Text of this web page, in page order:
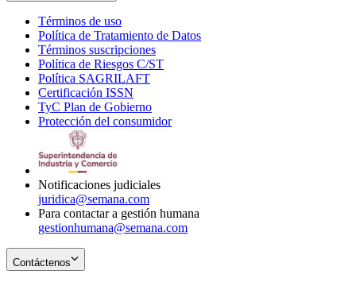
Términos de uso
in
new
window
Política de Tratamiento de Datos
Términos suscripciones
in
Política de Riesgos C/ST
Política SAGRILAFT
new
window
Certificación ISSN
in
new
TyC Plan de Gobierno
in
Protección del consumidorOpens
Notificaciones judiciales
juridica@semana.com
Para contactar a gestión humana
gestionhumana@semana.com
Contáctenos